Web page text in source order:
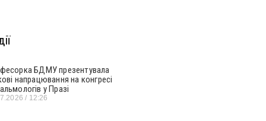
БДМУ презентувала
напрацювання на конгресі
у Празі
12:26